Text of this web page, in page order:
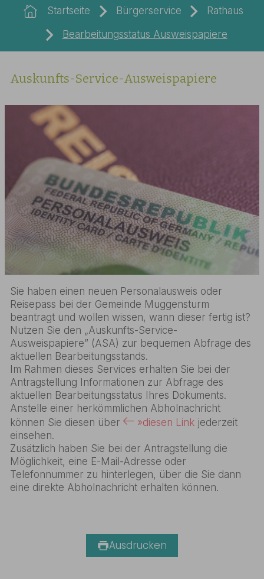
Startseite
Bürgerservice
Rathaus
Bearbeitungsstatus Ausweispapiere
Auskunfts-Service-Ausweispapiere
Sie haben einen neuen Personalausweis oder
Reisepass bei der Gemeinde Muggensturm
beantragt und wollen wissen, wann dieser fertig ist?
Nutzen Sie den „Auskunfts-Service-
Ausweispapiere” (ASA) zur bequemen Abfrage des
aktuellen Bearbeitungsstands.
Im Rahmen dieses Services erhalten Sie bei der
Antragstellung Informationen zur Abfrage des
aktuellen Bearbeitungsstatus Ihres Dokuments.
Anstelle einer herkömmlichen Abholnachricht
können Sie diesen über
»diesen Link jederzeit
einsehen.
Zusätzlich haben Sie bei der Antragstellung die
Möglichkeit, eine E-Mail-Adresse oder
Telefonnummer zu hinterlegen, über die Sie dann
eine direkte Abholnachricht erhalten können.
Ausdrucken